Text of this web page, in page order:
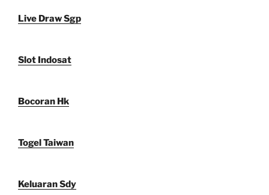
Live Draw Sgp
Slot Indosat
Bocoran Hk
Togel Taiwan
Keluaran Sdy